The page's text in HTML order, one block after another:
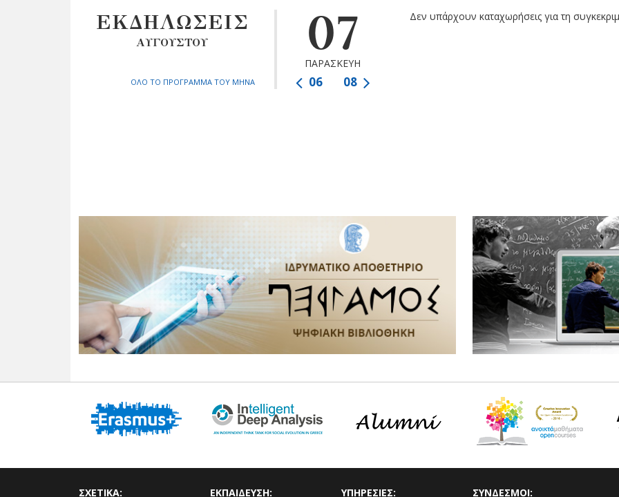
ΕΚΔΗΛΩΣΕΙΣ
ΑΥΓΟΥΣΤΟΥ
ΟΛΟ ΤΟ ΠΡΟΓΡΑΜΜΑ ΤΟΥ ΜΗΝΑ
07
ΠΑΡΑΣΚΕΥΗ
08
06
Δεν υπάρχουν καταχωρήσεις για τη
ΣΧΕΤΙΚΑ: ΕΚΠΑΙΔΕΥΣΗ: ΥΠΗΡΕΣΙΕΣ: ΣΥΝΔΕΣΜΟΙ: